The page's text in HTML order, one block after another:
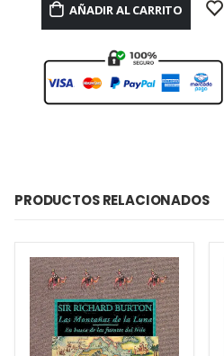
AÑADIR AL CARRITO
PRODUCTOS RELACIONADOS